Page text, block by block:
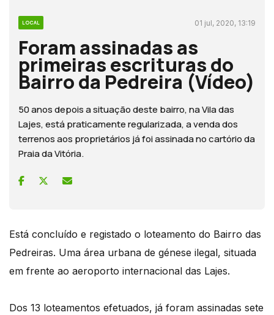
LOCAL 01 jul, 2020, 13:19
Foram assinadas as
primeiras escrituras do
Bairro da Pedreira (Vídeo)
50 anos depois a situação deste bairro, na Vila das
Lajes, está praticamente regularizada, a venda dos
terrenos aos proprietários já foi assinada no cartório da
Praia da Vitória.
Está concluído e registado o loteamento do Bairro das
Pedreiras. Uma área urbana de génese ilegal, situada
em frente ao aeroporto internacional das Lajes.
Dos 13 loteamentos efetuados, já foram assinadas sete